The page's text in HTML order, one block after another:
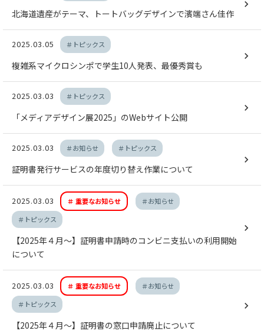
北海道遺産がテーマ、トートバッグデザインで濱端さん佳作
2025.03.05 ＃トピックス
複雑系マイクロシンポで学生10人発表、最優秀賞も
2025.03.03 ＃トピックス
「メディアデザイン展2025」のWebサイト公開
2025.03.03 ＃お知らせ ＃トピックス
証明書発行サービスの年度切り替え作業について
2025.03.03 ＃ 重要なお知らせ
＃お知らせ
＃トピックス
【2025年４月～】証明書申請時のコンビニ支払いの利用開始
について
2025.03.03 ＃ 重要なお知らせ
＃お知らせ
＃トピックス
【2025年４月～】証明書の窓口申請廃止について